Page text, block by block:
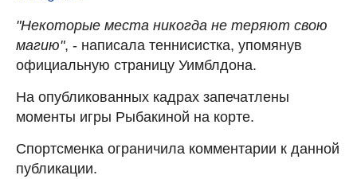
"Некоторые места никогда не теряют свою
магию", - написала теннисистка, упомянув
официальную страницу Уимблдона.
На опубликованных кадрах запечатлены
моменты игры Рыбакиной на корте.
Спортсменка ограничила комментарии к данной
публикации.